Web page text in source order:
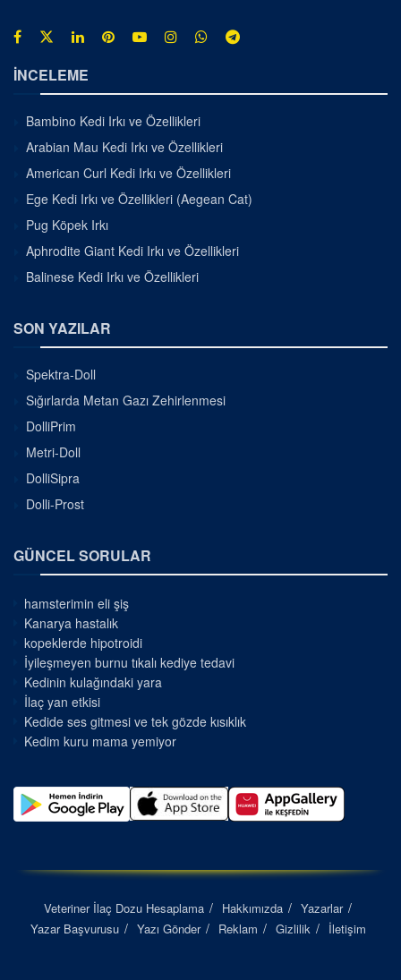
İNCELEME
Bambino Kedi Irkı ve Özellikleri
Arabian Mau Kedi Irkı ve Özellikleri
American Curl Kedi Irkı ve Özellikleri
Ege Kedi Irkı ve Özellikleri (Aegean Cat)
Pug Köpek Irkı
Aphrodite Giant Kedi Irkı ve Özellikleri
Balinese Kedi Irkı ve Özellikleri
SON YAZILAR
Spektra-Doll
Sığırlarda Metan Gazı Zehirlenmesi
DolliPrim
Metri-Doll
DolliSipra
Dolli-Prost
GÜNCEL SORULAR
hamsterimin eli şiş
Kanarya hastalık
kopeklerde hipotroidi
İyileşmeyen burnu tıkalı kediye tedavi
Kedinin kulağındaki yara
İlaç yan etkisi
Kedide ses gitmesi ve tek gözde kısıklık
Kedim kuru mama yemiyor
Veteriner İlaç Dozu Hesaplama Hakkımızda
Yazarlar
Yazar Başvurusu
Yazı Gönder Reklam Gizlilik İletişim